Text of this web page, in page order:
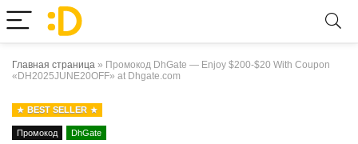
Главная страница » Промокод DhGate — Enjoy $200-$20 With Coupon
«DH2025JUNE20OFF» at Dhgate.com
BEST SELLER
Промокод DhGate